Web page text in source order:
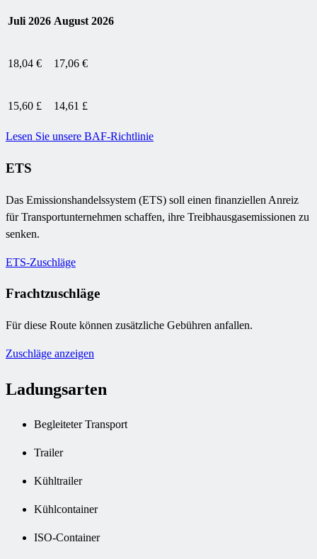
Juli 2026 August 2026
18,04 € 17,06 €
15,60 £ 14,61 £
Lesen Sie unsere BAF-Richtlinie
ETS
Das Emissionshandelssystem (ETS) soll einen finanziellen Anreiz
für Transportunternehmen schaffen, ihre Treibhausgasemissionen zu
senken.
ETS-Zuschläge
Frachtzuschläge
Für diese Route können zusätzliche Gebühren anfallen.
Zuschläge anzeigen
Ladungsarten
Begleiteter Transport
Trailer
Kühltrailer
Kühlcontainer
ISO-Container